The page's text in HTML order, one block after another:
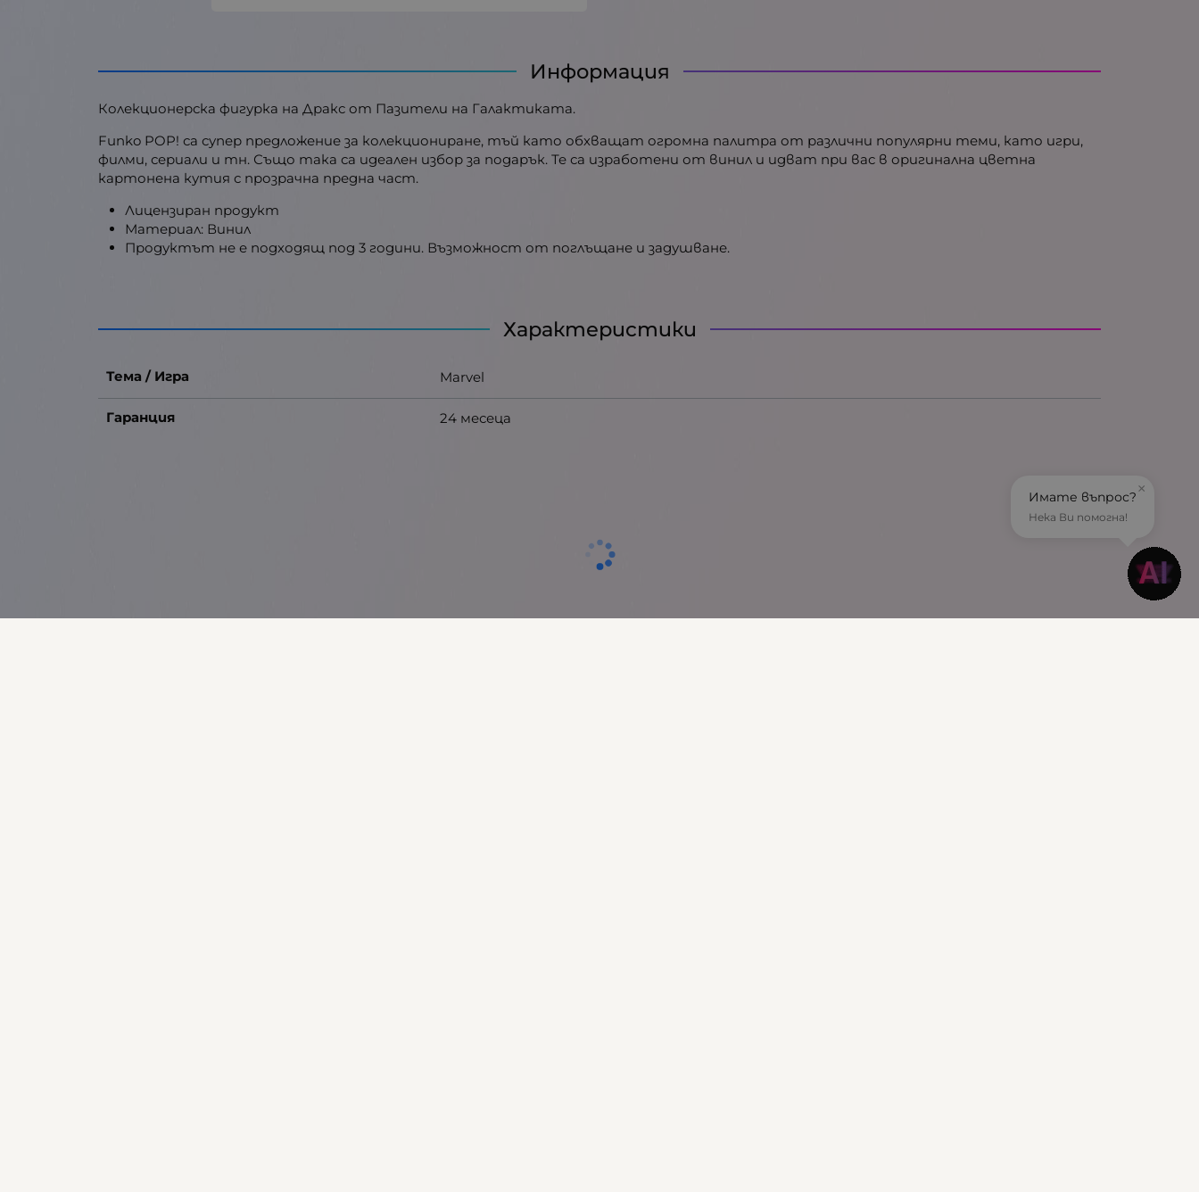
Информация
Колекционерска фигурка на Дракс от Пазители на Галактиката.
Funko POP! са супер предложение за колекциониране, тъй като обхващат огромна палитра от различни популярни теми, като игри,
филми, сериали и тн. Също така са идеален избор за подарък. Те са изработени от винил и идват при вас в оригинална цветна
картонена кутия с прозрачна предна част.
Лицензиран продукт
Материал: Винил
Продуктът не е подходящ под 3 години. Възможност от поглъщане и задушване.
Характеристики
Тема / Игра Marvel
Гаранция 24 месеца
×
Имате въпрос?
Нека Ви помогна!